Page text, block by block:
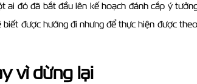
ai đó đã bắt đầu lên kế hoạch đánh cắp ý
được hướng đi nhưng để thực hiện được
vì dừng lại